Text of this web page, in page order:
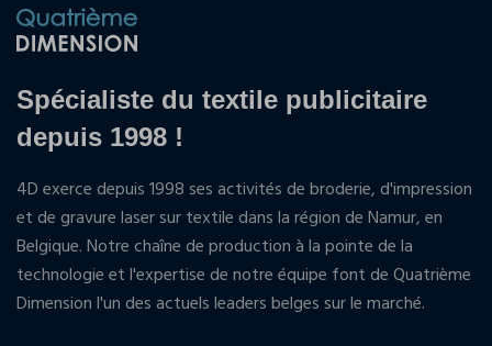
Spécialiste du textile publicitaire
depuis 1998 !
4D exerce depuis 1998 ses activités de broderie, d'impression
et de gravure laser sur textile dans la région de Namur, en
Belgique. Notre chaîne de production à la pointe de la
technologie et l'expertise de notre équipe font de Quatrième
Dimension l'un des actuels leaders belges sur le marché.